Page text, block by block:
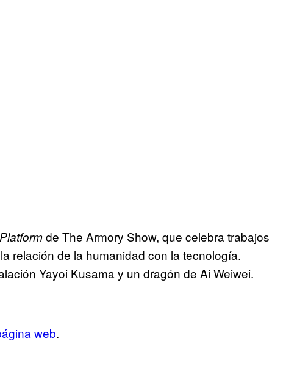
Platformde The Armory Show, que celebra trabajos
relación de la humanidad con la tecnología.
Yayoi Kusama y un dragón de Ai Weiwei.
web.